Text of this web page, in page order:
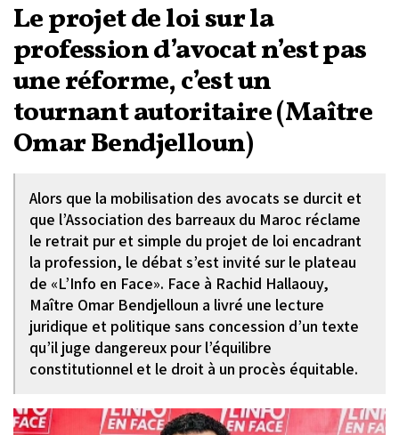
Le projet de loi sur la
profession d’avocat n’est pas
une réforme, c’est un
tournant autoritaire (Maître
Omar Bendjelloun)
Alors que la mobilisation des avocats se durcit et
que l’Association des barreaux du Maroc réclame
le retrait pur et simple du projet de loi encadrant
la profession, le débat s’est invité sur le plateau
de «L’Info en Face». Face à Rachid Hallaouy,
Maître Omar Bendjelloun a livré une lecture
juridique et politique sans concession d’un texte
qu’il juge dangereux pour l’équilibre
constitutionnel et le droit à un procès équitable.